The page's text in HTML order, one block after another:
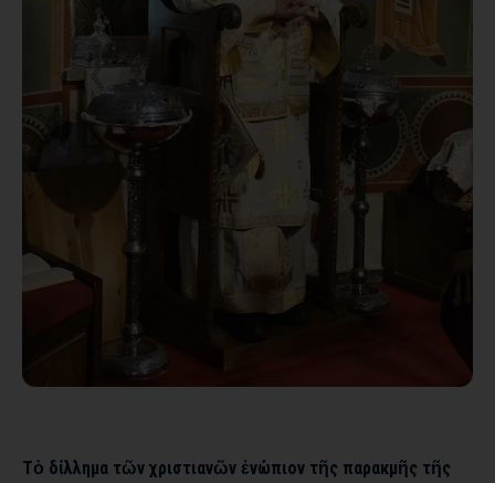
Τὸ δίλλημα τῶν χριστιανῶν ἐνώπιον τῆς παρακμῆς τῆς